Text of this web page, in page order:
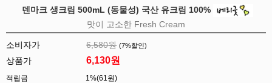
덴마크 생크림 500mL (동물성) 국산 유크림 100%
맛이 고소한 Fresh Cream
소비자가 6,580원 (7%할인)
상품가 6,130원
적립금 1%(61원)